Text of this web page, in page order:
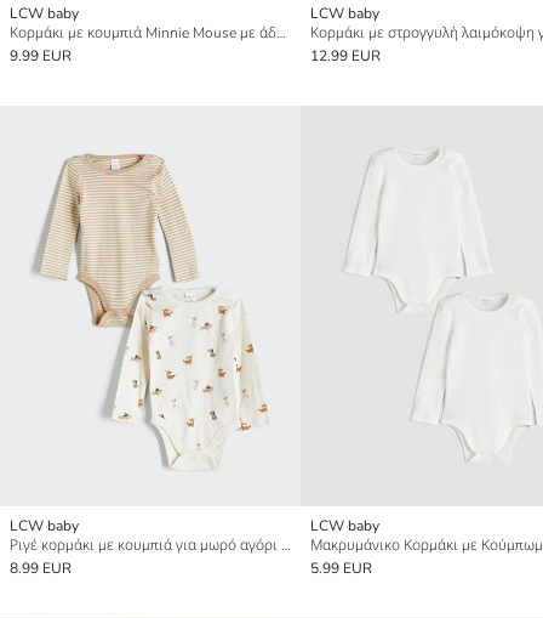
LCW baby
Κορμάκι με κουμπιά Minnie Mouse με άδεια για μωρό κορίτσι 2 πακέτο
9.99 EUR
LCW baby
12.99 EUR
LCW baby
Ριγέ κορμάκι με κουμπιά για μωρό αγόρι 2 πακέτο
8.99 EUR
LCW baby
5.99 EUR